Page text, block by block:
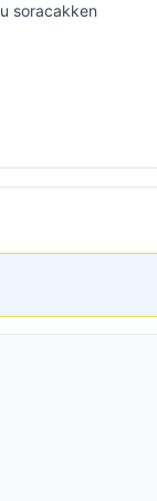
soracakken